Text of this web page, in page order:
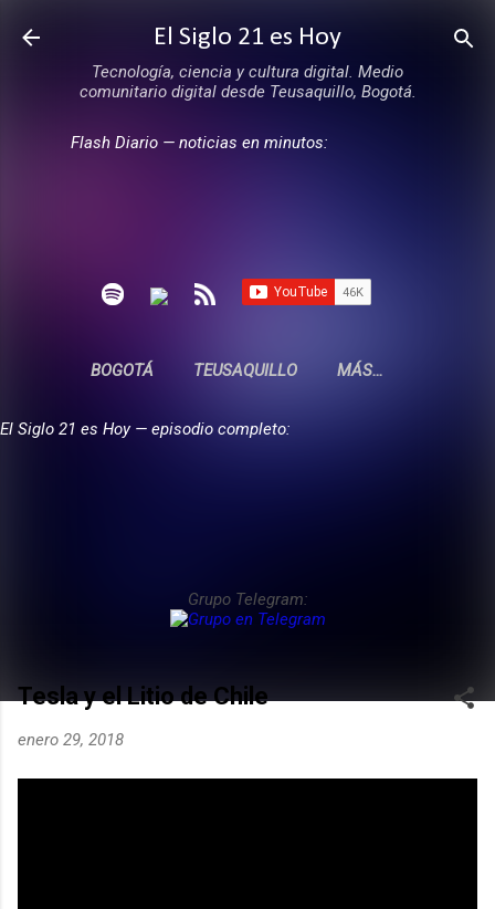
Ir al contenido principal
El Siglo 21 es Hoy
Tecnología, ciencia y cultura digital. Medio
comunitario digital desde Teusaquillo, Bogotá.
Flash Diario — noticias en minutos:
BOGOTÁ TEUSAQUILLO MÁS…
El Siglo 21 es Hoy — episodio completo:
Grupo Telegram:
Tesla y el Litio de Chile
enero 29, 2018